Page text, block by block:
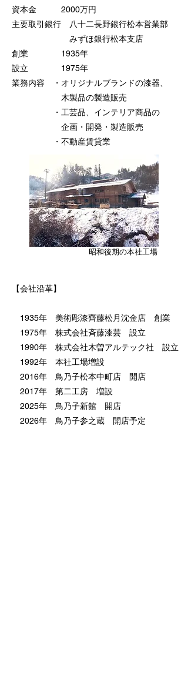
​昭和後期の本社工場
資本金 2000万円
主要取引銀行 八十二長野銀行松本営業部
みずほ銀行松本支店
創業 1935年
設立 1975年
業務内容 ・オリジナルブランドの漆器、
木製品の製造販売
・工芸品、インテリア商品の
企画・開発・製造販売
・不動産賃貸業
【会社沿革】
1935年 美術彫漆齊藤松月沈金店 創業
1975年 株式会社斉藤漆芸 設立
1990年 株式会社木曽アルテック社 設立
1992年 本社工場増設
2016年 鳥乃子松本中町店 開店
​ 2017年 第二工房 増設
​ 2025年 鳥乃子新館 開店
2026年 鳥乃子参之蔵 開店予定